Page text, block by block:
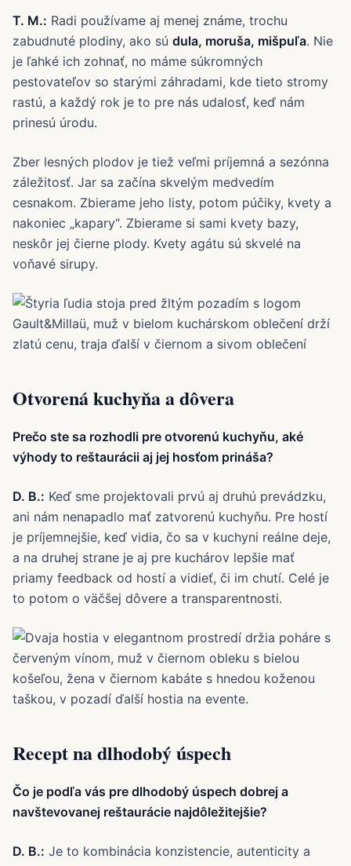
T. M.: Radi používame aj menej známe, trochu
zabudnuté plodiny, ako sú dula, moruša, mišpuľa. Nie
je ľahké ich zohnať, no máme súkromných
pestovateľov so starými záhradami, kde tieto stromy
rastú, a každý rok je to pre nás udalosť, keď nám
prinesú úrodu.
Zber lesných plodov je tiež veľmi príjemná a sezónna
záležitosť. Jar sa začína skvelým medvedím
cesnakom. Zbierame jeho listy, potom púčiky, kvety a
nakoniec „kapary“. Zbierame si sami kvety bazy,
neskôr jej čierne plody. Kvety agátu sú skvelé na
voňavé sirupy.
Otvorená kuchyňa a dôvera
Prečo ste sa rozhodli pre otvorenú kuchyňu, aké
výhody to reštaurácii aj jej hosťom prináša?
D. B.: Keď sme projektovali prvú aj druhú prevádzku,
ani nám nenapadlo mať zatvorenú kuchyňu. Pre hostí
je príjemnejšie, keď vidia, čo sa v kuchyni reálne deje,
a na druhej strane je aj pre kuchárov lepšie mať
priamy feedback od hostí a vidieť, či im chutí. Celé je
to potom o väčšej dôvere a transparentnosti.
Recept na dlhodobý úspech
Čo je podľa vás pre dlhodobý úspech dobrej a
navštevovanej reštaurácie najdôležitejšie?
D. B.: Je to kombinácia konzistencie, autenticity a